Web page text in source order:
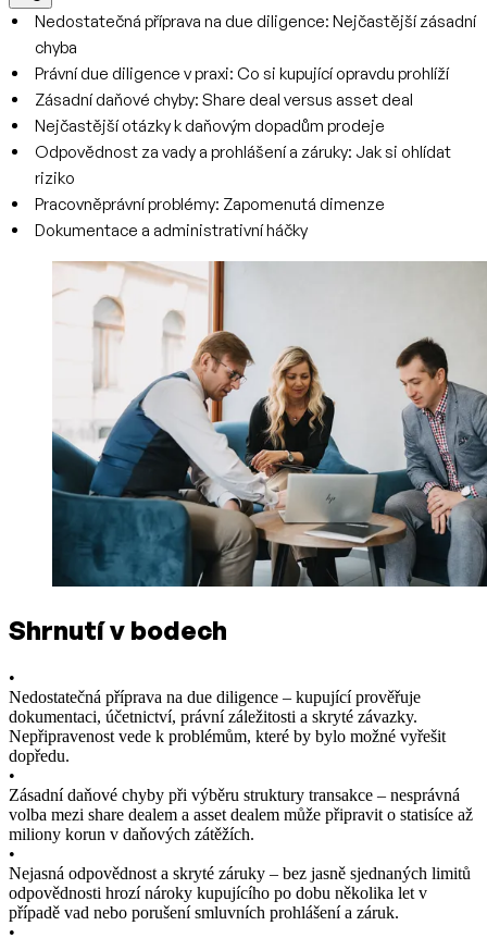
Nedostatečná příprava na due diligence: Nejčastější zásadní
chyba
Právní due diligence v praxi: Co si kupující opravdu prohlíží
Zásadní daňové chyby: Share deal versus asset deal
Nejčastější otázky k daňovým dopadům prodeje
Odpovědnost za vady a prohlášení a záruky: Jak si ohlídat
riziko
Pracovněprávní problémy: Zapomenutá dimenze
Dokumentace a administrativní háčky
Shrnutí v bodech
•
Nedostatečná příprava na due diligence – kupující prověřuje
dokumentaci, účetnictví, právní záležitosti a skryté závazky.
Nepřipravenost vede k problémům, které by bylo možné vyřešit
dopředu.
•
Zásadní daňové chyby při výběru struktury transakce – nesprávná
volba mezi share dealem a asset dealem může připravit o statisíce až
miliony korun v daňových zátěžích.
•
Nejasná odpovědnost a skryté záruky – bez jasně sjednaných limitů
odpovědnosti hrozí nároky kupujícího po dobu několika let v
případě vad nebo porušení smluvních prohlášení a záruk.
•